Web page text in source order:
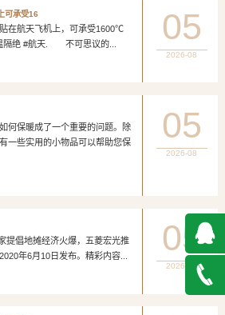
可承受16
天飞机上，可承受1600℃
隔绝 #航天. 不可思议的...
05
2026-08
暖成了一个重要的问题。除
一些实用的小物品可以帮助您保
05
2026-08
地摊经济火爆，五菱宏光推
年6月10日发布。精彩内容...
05
2026-08
QQ在